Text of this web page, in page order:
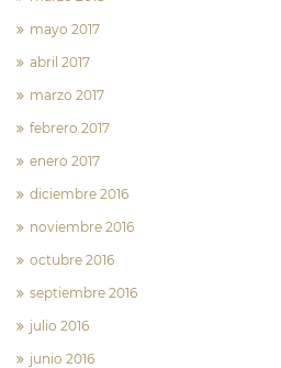
mayo 2017
abril 2017
marzo 2017
febrero 2017
enero 2017
diciembre 2016
noviembre 2016
octubre 2016
septiembre 2016
julio 2016
junio 2016